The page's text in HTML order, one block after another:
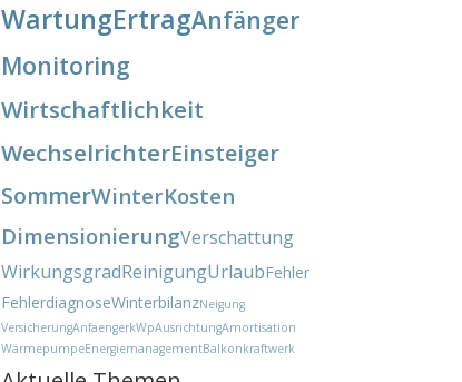
WartungErtragAnfänger
Monitoring
Wirtschaftlichkeit
WechselrichterEinsteiger
SommerWinterKosten
DimensionierungVerschattung
WirkungsgradReinigungUrlaubFehler
FehlerdiagnoseWinterbilanzNeigung
VersicherungAnfaengerkWpAusrichtungAmortisation
WärmepumpeEnergiemanagementBalkonkraftwerk